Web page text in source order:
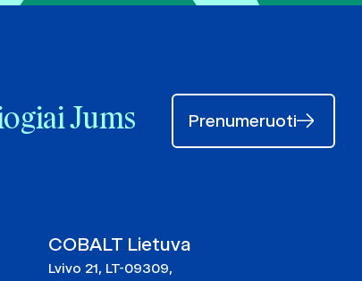
Jums Prenumeruoti
COBALT Lietuva
Lvivo 21, LT-09309,